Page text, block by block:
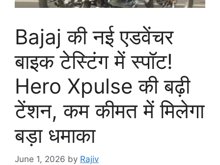
Bajaj की नई एडवेंचर
बाइक टेस्टिंग में स्पॉट!
Hero Xpulse की बढ़ी
टेंशन, कम कीमत में मिलेगा
बड़ा धमाका
June 1, 2026 by Rajiv